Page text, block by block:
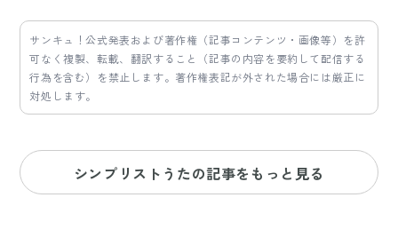
サンキュ！公式発表および著作権（記事コンテンツ・画像等）を許
可なく複製、転載、翻訳すること（記事の内容を要約して配信する
行為を含む）を禁止します。著作権表記が外された場合には厳正に
対処します。
シンプリストうたの記事をもっと見る